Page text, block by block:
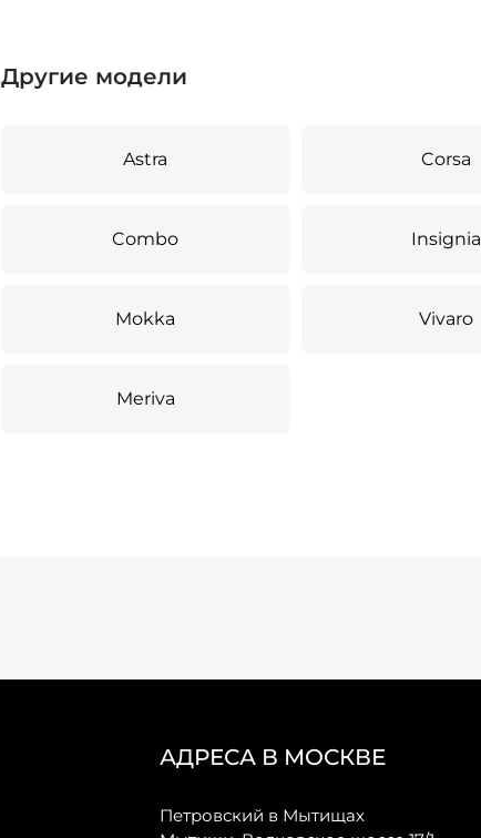
Другие модели
Astra Corsa
Combo Insignia
Mokka Vivaro
Meriva
АДРЕСА В МОСКВЕ
Петровский в Мытищах